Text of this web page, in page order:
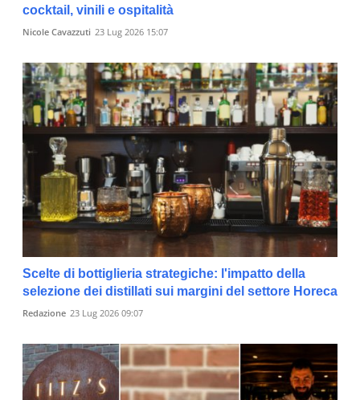
cocktail, vinili e ospitalità
Nicole Cavazzuti 23 Lug 2026 15:07
Scelte di bottiglieria strategiche: l'impatto della
selezione dei distillati sui margini del settore Horeca
Redazione 23 Lug 2026 09:07